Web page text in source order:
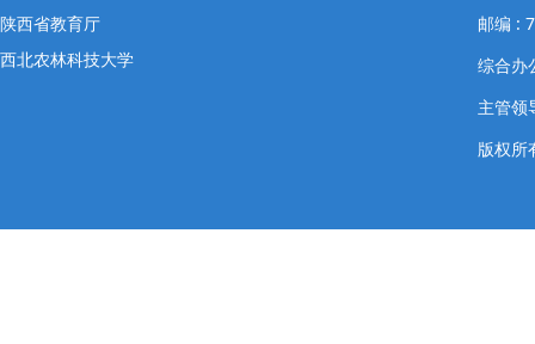
陕西省教育厅
西北农林科技大学
邮编 :
综合办
主管
版权